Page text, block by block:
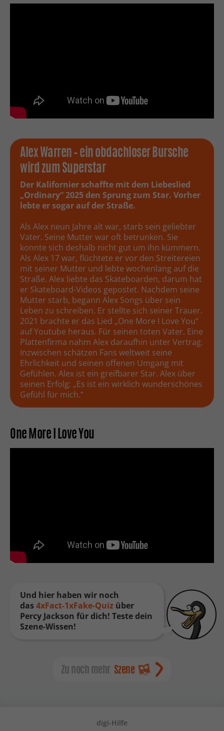
Alex Warren – ein obdachloser Bursche
wird zum Superstar
Der Kalifornier schaffte mit dem Liebeslied
„Ordinary“ 2025 den Sprung zum Star. Vorher
lebte er sogar auf der Straße.
Als Alex neun Jahre alt war, starb sein geliebter
Vater. Seine Mutter war oft betrunken. Sie
konnte sich deshalb nicht gut um ihn kümmern.
Als Alex 17 war, flüchtete er vor den Streitereien
mit seiner Mutter und lebte wochenlang auf die
Straße. Alex liebte das Skateboarden, darum hat
er Skateboard-Videos gepostet. Nachdem seine
Mutter starb, begann Alex Songs über sein
Leben zu schreiben. Er stellte sich seiner Trauer.
2021 brachte er das Lied „One More I Love You“
auf Youtube heraus. Für seinen toten Vater. Eine
Plattenfirma nahm Alex daraufhin unter Vertrag.
Inzwischen schätzen Fans weltweit seine
Ehrlichkeit und seinen offenen Umgang mit
Gefühlen. Alex ist ein greifbarer Star. Alex über
seinen Erfolg: „Es ist ein wirklich wunderschönes
Gefühl für mich.“
One More I Love You
Und hier haben wir noch
das4xFact-1xFake-Quiz über
Percy Jackson für dich! Teste dein
Szene-Wissen!
Zu noch mehr Szene
digi-Hilfe